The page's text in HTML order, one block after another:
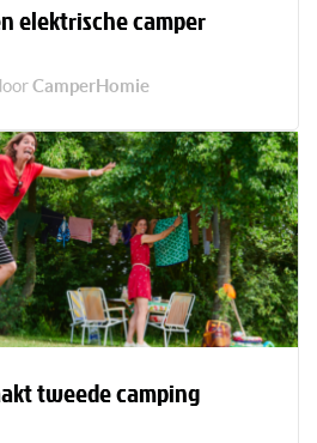
elektrische camper
CamperHomie
tweede camping